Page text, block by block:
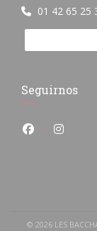
01 42 65 25
Seguirnos
Facebook
© 2026 LES